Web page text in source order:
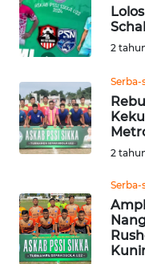
2
Serba-
2
Serba-
LABUAN
BAJO
OPINI
Informasi
INDEKS
KONTAK
KAMI